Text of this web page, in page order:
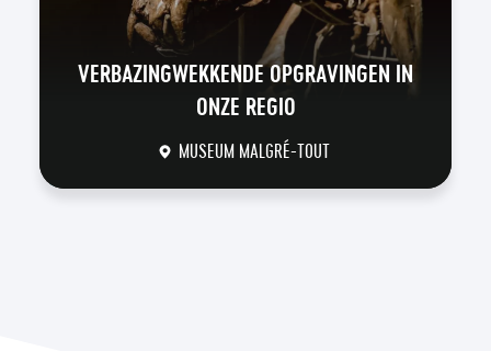
VERBAZINGWEKKENDE OPGRAVINGEN IN
ONZE REGIO
MUSEUM MALGRÉ-TOUT